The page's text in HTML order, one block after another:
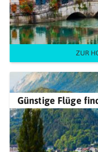
ZUR
Günstige Flüge